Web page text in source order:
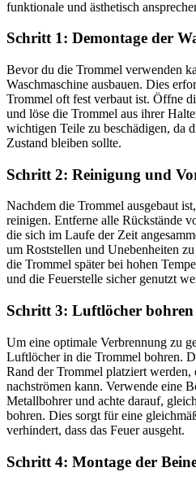
funktionale und ästhetisch
Schritt 1: Demontage der
Bevor du die Trommel verwenden
Waschmaschine ausbauen. Dies
Trommel oft fest verbaut ist. Öffne
und löse die Trommel aus ihrer
wichtigen Teile zu beschädigen, da
Zustand bleiben sollte.
Schritt 2: Reinigung und
Nachdem die Trommel ausgebaut
reinigen. Entferne alle Rückstände
die sich im Laufe der Zeit
um Roststellen und Unebenheiten
die Trommel später bei hohen
und die Feuerstelle sicher genutzt
Schritt 3: Luftlöcher bohren
Um eine optimale Verbrennung zu
Luftlöcher in die Trommel bohren.
Rand der Trommel platziert
nachströmen kann. Verwende eine
Metallbohrer und achte darauf,
bohren. Dies sorgt für eine
verhindert, dass das Feuer ausgeht.
Schritt 4: Montage der